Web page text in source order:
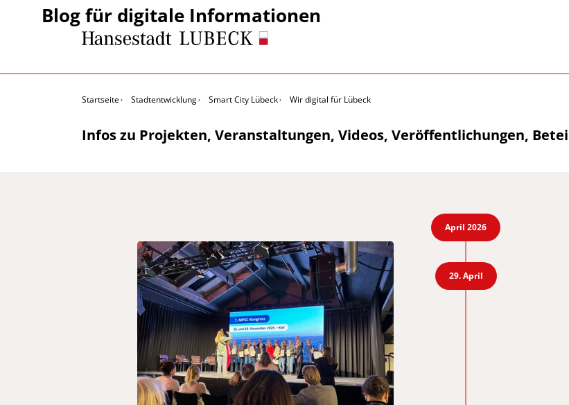
Blog für digitale Informationen
Startseite Stadtentwicklung Smart City Lübeck Wir digital für Lübeck
Infos zu Projekten, Veranstaltungen, Videos, Veröffentlichungen,
April 2026
29. April